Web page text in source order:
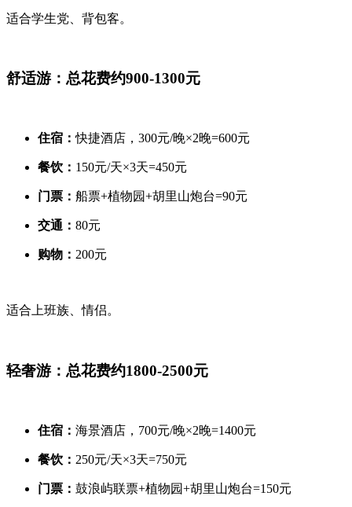
适合学生党、背包客。
舒适游：总花费约900-1300元
住宿：快捷酒店，300元/晚×2晚=600元
餐饮： 150元/天×3天=450元
门票： 船票+植物园+胡里山炮台=90元
交通： 80元
购物： 200元
适合上班族、情侣。
轻奢游：总花费约1800-2500元
住宿： 海景酒店，700元/晚×2晚=1400元
餐饮： 250元/天×3天=750元
门票： 鼓浪屿联票+植物园+胡里山炮台=150元